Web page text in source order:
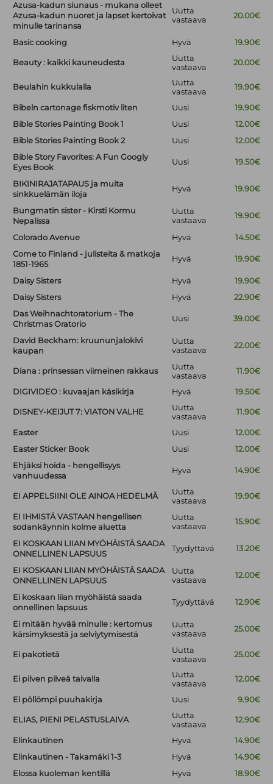
Azusa-kadun siunaus - mukana olleet
Azusa-kadun nuoret ja lapset kertoivat
minulle tarinansa
Uutta
vastaava
20.00€
Basic cooking Hyvä 19.90€
Beauty : kaikki kauneudesta
Uutta
vastaava
20.00€
Beulahin kukkulalla
Uutta
vastaava
19.90€
Bibeln cartonage fiskmotiv liten Uusi
19.90€
Bible Stories Painting Book 1
Uusi
12.00€
Bible Stories Painting Book 2
Uusi
12.00€
Bible Story Favorites: A Fun Googly
Eyes Book
Uusi 19.50€
BIKINIRAJATAPAUS ja muita
sinkkuelämän iloja
Hyvä 19.90€
Bungmatin sister - Kirsti Kormu
Nepalissa
Uutta
vastaava
19.90€
Colorado Avenue Hyvä
14.50€
Come to Finland - julisteita & matkoja
1851-1965
Hyvä 19.90€
Daisy Sisters Hyvä
19.90€
Daisy Sisters
Hyvä
22.90€
Das Weihnachtoratorium - The
Christmas Oratorio
Uusi 39.00€
David Beckham: kruununjalokivi
kaupan
Uutta
vastaava
22.00€
Diana : prinsessan viimeinen rakkaus
Uutta
vastaava
11.90€
DIGIVIDEO : kuvaajan käsikirja Hyvä 19.50€
DISNEY-KEIJUT 7: VIATON VALHE
Uutta
vastaava
11.90€
Easter Uusi
12.00€
Easter Sticker Book
Uusi
12.00€
Ehjäksi hoida - hengellisyys
vanhuudessa
Hyvä 14.90€
EI APPELSIINI OLE AINOA HEDELMÄ
Uutta
vastaava
19.90€
EI IHMISTÄ VASTAAN hengellisen
sodankäynnin kolme aluetta
Uutta
vastaava
15.90€
EI KOSKAAN LIIAN MYÖHÄISTÄ SAADA
ONNELLINEN LAPSUUS
Tyydyttävä 13.20€
EI KOSKAAN LIIAN MYÖHÄISTÄ SAADA
ONNELLINEN LAPSUUS
Uutta
vastaava
12.00€
Ei koskaan liian myöhäistä saada
onnellinen lapsuus
Tyydyttävä 12.90€
Ei mitään hyvää minulle : kertomus
kärsimyksestä ja selviytymisestä
Uutta
vastaava
25.00€
Ei pakotietä
Uutta
vastaava
25.00€
Ei pilven pilveä taivalla
Uutta
vastaava
12.00€
Ei pöllömpi puuhakirja Uusi 9.90€
ELIAS, PIENI PELASTUSLAIVA
Uutta
vastaava
12.90€
Elinkautinen Hyvä
14.90€
Elinkautinen - Takamäki 1-3
Hyvä
14.90€
Elossa kuoleman kentillä
Hyvä 18.90€